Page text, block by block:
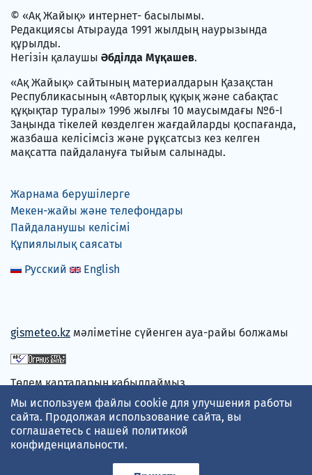
© «Ақ Жайық» интернет- басылымы.
Редакциясы Атырауда 1991 жылдың наурызында
құрылды.
Негізін қалаушы Әбділда Мұқашев.
«Ақ Жайық» сайтының материалдарын Қазақстан
Республикасының «Авторлық құқық және сабақтас
құқықтар туралы» 1996 жылғы 10 маусымдағы №6-I
Заңында тікелей көзделген жағдайларды қоспағанда,
жазбаша келісімсіз және рұқсатсыз кез келген
мақсатта пайдалануға тыйым салынады.
Жарнама берушілерге
Мекен-жайы және телефондары
Пайдаланушы келісімі
Құпиялылық саясаты
Русский
English
gismeteo.kz мәліметіне сүйенген ауа-райы болжамы
Төлем карталарын қабылдаймыз
Мы используем файлы cookie для улучшения работы
сайта. Продолжая использование сайта, вы
соглашаетесь с нашей политикой
конфиденциальности.